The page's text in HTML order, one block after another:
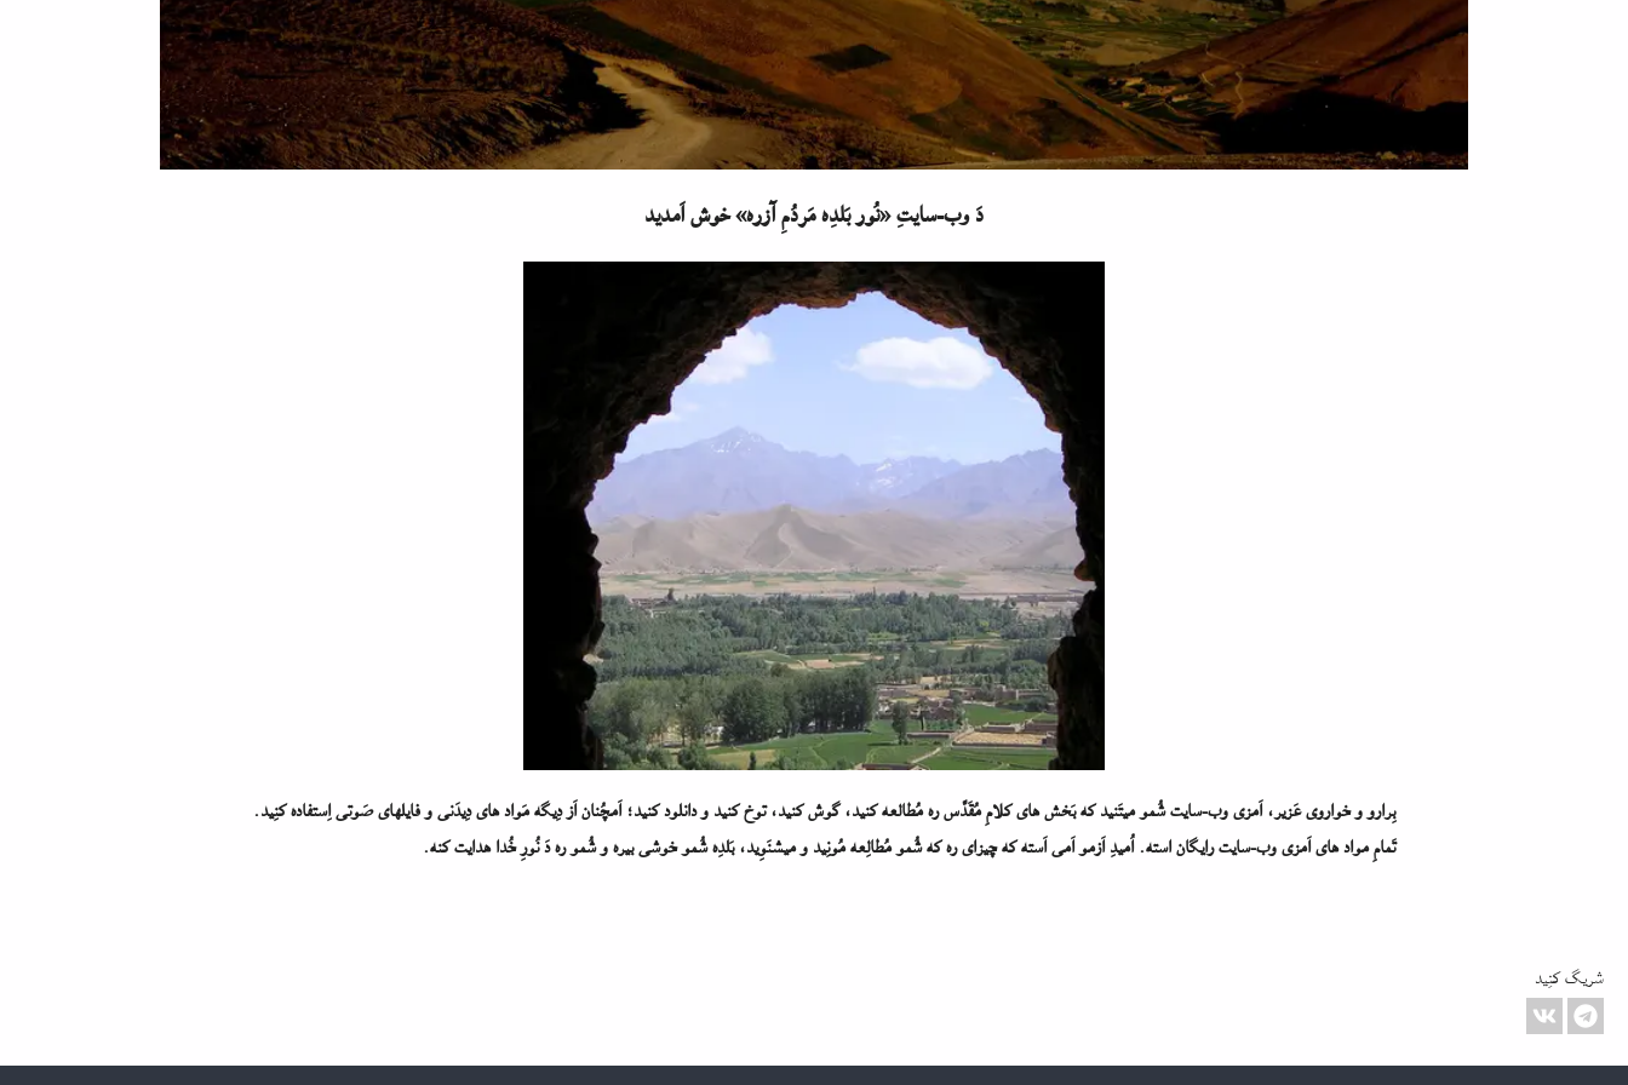
دَ وب-سایتِ «نُور بَلدِه مَردُمِ آزره» خوش اَمدید
بِرارو و خواروی عَزیر، اَمزی وب-سایت شُمو میتَنید که بَخش های کلامِ مُقَدَّس ره مُطالعه کنید، گوش کنید، توخ کنید و دانلود کنید؛ اَمچُنان اَز دِیگه مَواد های دِیدَنی و فایلهای صَوتی اِستفاده کنِید.
تَمامِ مواد های اَمزی وب-سایت رایگان استه. اُمیدِ اَزمو اَمی اَسته که چیزای ره که شُمو مُطالِعه مُونِید و میشنَوِید، بَلدِه شُمو خوشی بیره و شُمو ره دَ نُورِ خُدا هدایت کنه.
شریگ کنِید